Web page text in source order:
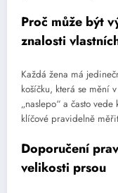
Proč může být
znalosti
Každá žena má
košíčku, která se mění
„naslepo“ a často
klíčové pravidelně
Doporučení
velikosti prsou